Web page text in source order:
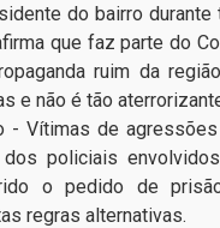
do bairro
que faz parte do
ruim da
e não é tão
- Vítimas de
policiais
o pedido de
regras alternativas.